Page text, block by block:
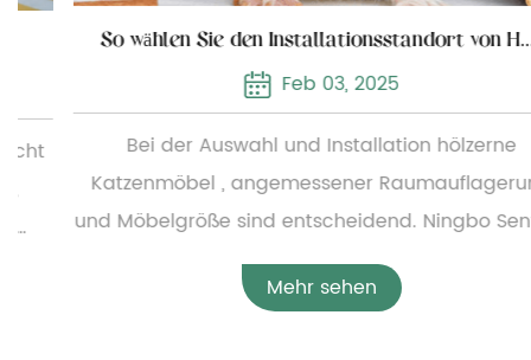
So wählen Sie den Installationsstandort von Holzkatzenmöbeln
Feb 03, 2025
Bei der Auswahl und Installation hölzerne
Katzenmöbel , angemessener Raumauflagerung
und Möbelgröße sind entscheidend. Ningbo Sentian
Pet Supplies Co., Ltd. bietet eine breite Palette von
Holzkatzenmöbeln an, von einfachen kleinen
Mehr sehen